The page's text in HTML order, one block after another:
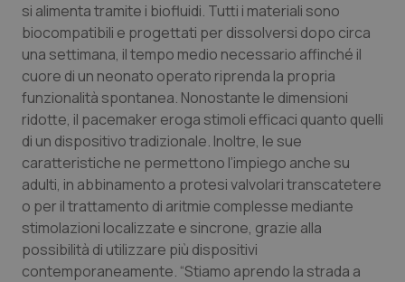
Puglia
Sardegna
Sicilia
Toscana
Umbria
Valle D’Aosta
Malattie rare
Malattia di Crohn & Rettocolite Ulcerosa
Neuroscienze & patologie neurodegenerative
Obesità
Oftalmologia
Oncodermatologia
si alimenta tramite i biofluidi. Tutti i materiali sono
biocompatibili e progettati per dissolversi dopo circa
una settimana, il tempo medio necessario affinché il
cuore di un neonato operato riprenda la propria
funzionalità spontanea. Nonostante le dimensioni
ridotte, il pacemaker eroga stimoli efficaci quanto quelli
di un dispositivo tradizionale. Inoltre, le sue
caratteristiche ne permettono l’impiego anche su
adulti, in abbinamento a protesi valvolari transcatetere
o per il trattamento di aritmie complesse mediante
stimolazioni localizzate e sincrone, grazie alla
possibilità di utilizzare più dispositivi
contemporaneamente. “Stiamo aprendo la strada a